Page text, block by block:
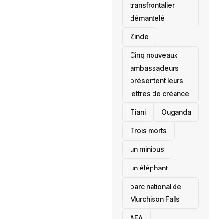
transfrontalier
démantelé
Zinde
Cinq nouveaux
ambassadeurs
présentent leurs
lettres de créance
Tiani ‎Ouganda
Trois morts
un minibus
un éléphant
parc national de
Murchison Falls